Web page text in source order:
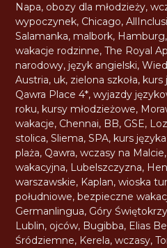
Napa, obozy dla młodzieży,
wypoczynek, Chicago,
Salamanka, malbork, Hamburg,
wakacje rodzinne,The Royal
narodowy, język angielski,
Austria, uk, zielona szkoła, kurs
Qawra Place 4*,wyjazdy
roku, kursy młodzieżowe,
wakacje, Chennai, BB, GSE,
stolica,Sliema,SPA, kurs
plaża, Qawra,wczasy na Malcie,
wakacyjna, Lubelszczyzna,
warszawskie, Kaplan,wioska
południowe, bezpieczne
Germanlingua, Góry
Lublin, ojców, Bugibba, Elias
Śródziemne, Kerela,wczasy,